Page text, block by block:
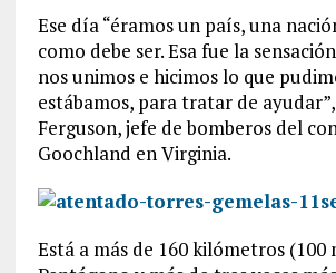
Ese día “éramos un país, una
como debe ser. Esa fue la
nos unimos e hicimos lo que
estábamos, para tratar de
Ferguson, jefe de bomberos del
Goochland en Virginia.
Está a más de 160 kilómetros (100